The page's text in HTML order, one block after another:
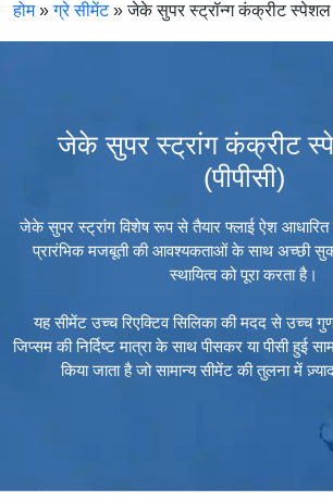
होम»ग्रे सीमेंट»जेके सुपर स्ट्रॉन्ग कंक्रीट स्पेशल
जेके सुपर स्ट्रांग कंक्रीट
(पीपीसी)
जेके सुपर स्ट्रांग विशेष रूप से तैयार फ्लाई ऐश आधारित
प्रारंभिक मजबूती की आवश्यकताओं के साथ अच्छी
स्थायित्व को पूरा करता है।
यह सीमेंट उच्च रिएक्टिव सिलिका की मदद से उच्च
जिप्सम की निर्दिष्ट मात्रा के साथ पीसकर या पीसी हुई
किया जाता है जो सामान्य सीमेंट की तुलना में